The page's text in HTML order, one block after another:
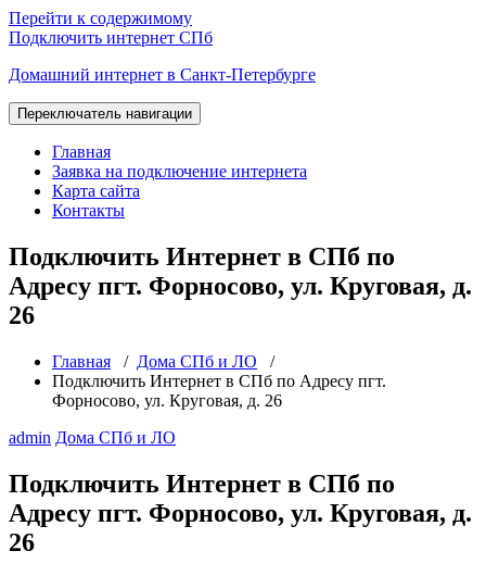
Перейти к содержимому
Подключить интернет СПб
Домашний интернет в Санкт-Петербурге
Переключатель навигации
Главная
Заявка на подключение интернета
Карта сайта
Контакты
Подключить Интернет в СПб по
Адресу пгт. Форносово, ул. Круговая, д.
26
Главная / Дома СПб и ЛО /
Подключить Интернет в СПб по Адресу пгт.
Форносово, ул. Круговая, д. 26
admin Дома СПб и ЛО
Подключить Интернет в СПб по
Адресу пгт. Форносово, ул. Круговая, д.
26